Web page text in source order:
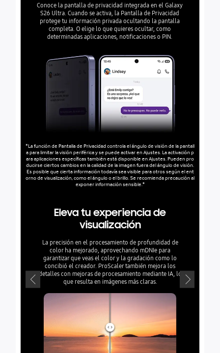
Conoce la pantalla de privacidad integrada en el Galaxy
S26 Ultra. Cuando se activa, la Pantalla de Privacidad
protege tu información privada ocultando la pantalla
completa. O elige lo que quieres ocultar, como
determinadas aplicaciones, notificaciones o PIN.
*La función de Pantalla de Privacidad controla el ángulo de visión de la pantall
a para limitar la visión periférica y se puede activar en Ajustes. La activación p
ara aplicaciones específicas también está disponible en Ajustes. Pueden pro
ducirse ciertos cambios en la calidad de la imagen fuera del ángulo de visión.
Es posible que cierta información todavía sea visible para otros según el ent
orno de visualización, como el ángulo o el brillo. Se recomienda precaución al
exponer información sensible.*
Eleva tu experiencia de
visualización
La precisión en el procesamiento de profundidad de
color ha mejorado, aprovechando mDNIe para
garantizar que veas el color y la gradación como lo
concibió el creador. ProScaler también mejora los
detalles con mejoras de procesamiento mediante IA, lo
que resulta en imágenes más claras.
Galaxy. Y,